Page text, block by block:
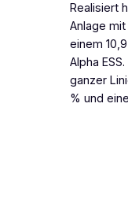
Realisiert
Anlage
einem
Alpha
ganzer
% und